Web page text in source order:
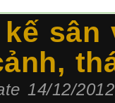
sân
14/12/